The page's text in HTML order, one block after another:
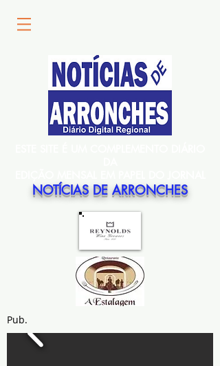
NOTÍCIAS DE ARRONCHES
Pub.